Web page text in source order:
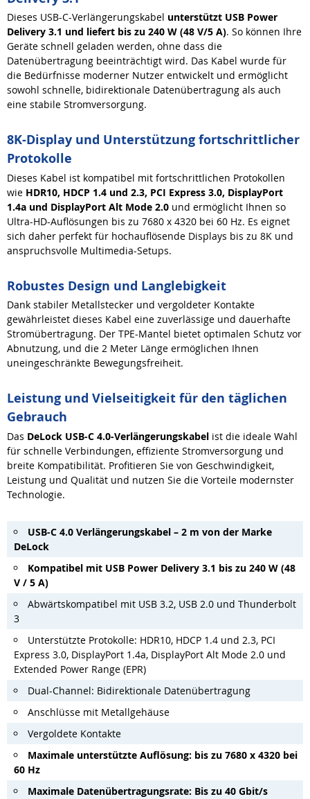
Dieses USB-C-Verlängerungskabel unterstützt USB Power
Delivery 3.1 und liefert bis zu 240 W (48 V/5 A). So können Ihre
Geräte schnell geladen werden, ohne dass die
Datenübertragung beeinträchtigt wird. Das Kabel wurde für
die Bedürfnisse moderner Nutzer entwickelt und ermöglicht
sowohl schnelle, bidirektionale Datenübertragung als auch
eine stabile Stromversorgung.
8K-Display und Unterstützung fortschrittlicher
Protokolle
Dieses Kabel ist kompatibel mit fortschrittlichen Protokollen
wie HDR10, HDCP 1.4 und 2.3, PCI Express 3.0, DisplayPort
1.4a und DisplayPort Alt Mode 2.0 und ermöglicht Ihnen so
Ultra-HD-Auflösungen bis zu 7680 x 4320 bei 60 Hz. Es eignet
sich daher perfekt für hochauflösende Displays bis zu 8K und
anspruchsvolle Multimedia-Setups.
Robustes Design und Langlebigkeit
Dank stabiler Metallstecker und vergoldeter Kontakte
gewährleistet dieses Kabel eine zuverlässige und dauerhafte
Stromübertragung. Der TPE-Mantel bietet optimalen Schutz vor
Abnutzung, und die 2 Meter Länge ermöglichen Ihnen
uneingeschränkte Bewegungsfreiheit.
Leistung und Vielseitigkeit für den täglichen
Gebrauch
Das DeLock USB-C 4.0-Verlängerungskabel ist die ideale Wahl
für schnelle Verbindungen, effiziente Stromversorgung und
breite Kompatibilität. Profitieren Sie von Geschwindigkeit,
Leistung und Qualität und nutzen Sie die Vorteile modernster
Technologie.
USB-C 4.0 Verlängerungskabel – 2 m von der Marke
DeLock
Kompatibel mit USB Power Delivery 3.1 bis zu 240 W (48
V / 5 A)
Abwärtskompatibel mit USB 3.2, USB 2.0 und Thunderbolt
3
Unterstützte Protokolle: HDR10, HDCP 1.4 und 2.3, PCI
Express 3.0, DisplayPort 1.4a, DisplayPort Alt Mode 2.0 und
Extended Power Range (EPR)
Dual-Channel: Bidirektionale Datenübertragung
Anschlüsse mit Metallgehäuse
Vergoldete Kontakte
Maximale unterstützte Auflösung: bis zu 7680 x 4320 bei
60 Hz
Maximale Datenübertragungsrate: Bis zu 40 Gbit/s